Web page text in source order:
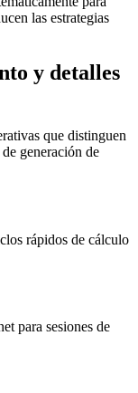
las estrategias
y detalles
que distinguen
generación de
rápidos de cálculo
para sesiones de